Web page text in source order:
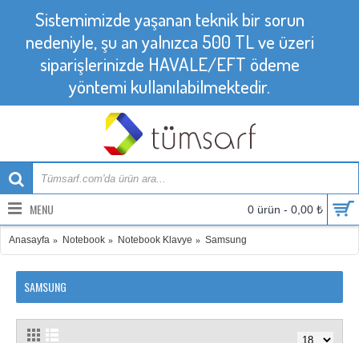
Sistemimizde yaşanan teknik bir sorun
nedeniyle, şu an yalnızca 500 TL ve üzeri
siparişlerinizde HAVALE/EFT ödeme
yöntemi kullanılabilmektedir.
0 ürün - 0,00 ₺
MENU
Anasayfa Notebook Notebook Klavye Samsung
SAMSUNG